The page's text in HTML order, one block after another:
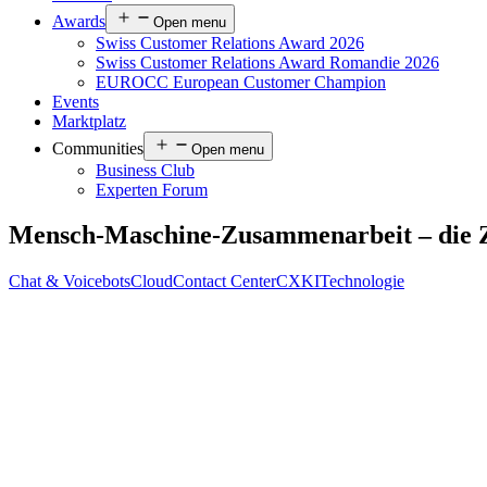
Awards
Open menu
Swiss Customer Relations Award 2026
Swiss Customer Relations Award Romandie 2026
EUROCC European Customer Champion
Events
Marktplatz
Communities
Open menu
Business Club
Experten Forum
Mensch-Maschine-Zusammenarbeit – die
Chat & VoicebotsCloudContact CenterCXKITechnologie